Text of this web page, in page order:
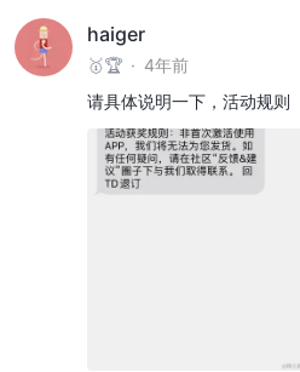
haiger
🥇🏆 · 4年前
请具体说明一下，活动规则